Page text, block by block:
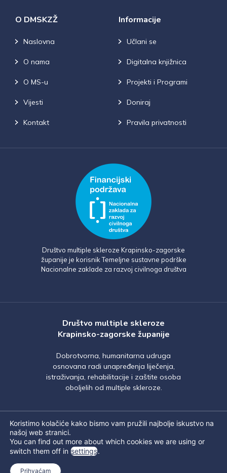
Društvo multiple skleroze Krapinsko-zagorske
županije je korisnik Temeljne sustavne podrške
Nacionalne zaklade za razvoj civilnoga društva
O DMSKZŽ
Naslovna
O nama
O MS-u
Vijesti
Kontakt
Informacije
Učlani se
Digitalna knjižnica
Projekti i Programi
Doniraj
Pravila privatnosti
Društvo multiple skleroze
Krapinsko-zagorske županije
Dobrotvorna, humanitarna udruga
osnovana radi unapređenja liječenja,
istraživanja, rehabilitacije i zaštite osoba
oboljelih od multiple skleroze.
Koristimo kolačiće kako bismo vam pružili najbolje iskustvo na
našoj web stranici.
You can find out more about which cookies we are using or
switch them off in settings.
Prihvaćam